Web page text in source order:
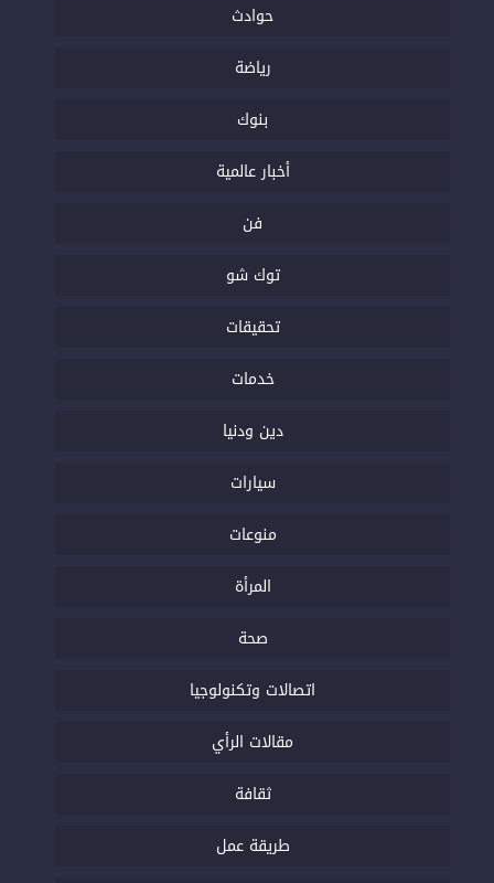
حوادث
رياضة
بنوك
أخبار عالمية
فن
توك شو
تحقيقات
خدمات
دين ودنيا
سيارات
منوعات
المرأة
صحة
اتصالات وتكنولوجيا
مقالات الرأي
ثقافة
طريقة عمل